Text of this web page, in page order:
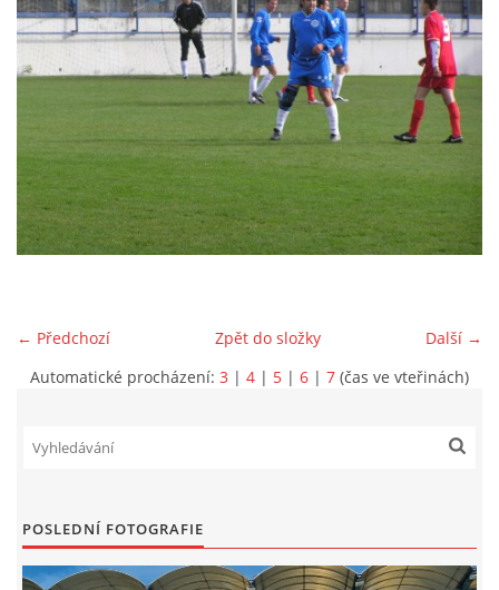
FKD B
STARŠÍ DOROST
STARŠÍ ŽÁCI
MLADŠÍ ŽÁCI
STARŠÍ PŘÍPRAVKA R 2012 + 2013
ARCHÍV
← Předchozí Další →
Zpět do složky
Automatické procházení: 3 | 4 | 5 | 6 | 7 (čas ve vteřinách)
POSLEDNÍ FOTOGRAFIE